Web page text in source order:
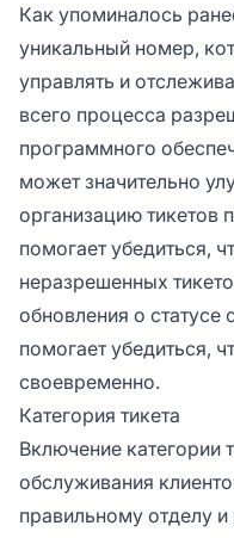
Как упоминалось
уникальный номер,
управлять и
всего процесса
программного
может значительно
организацию тикетов
помогает убедиться,
неразрешенных
обновления о статусе
помогает убедиться,
своевременно.
Категория тикета
Включение категории
обслуживания
правильному отделу и